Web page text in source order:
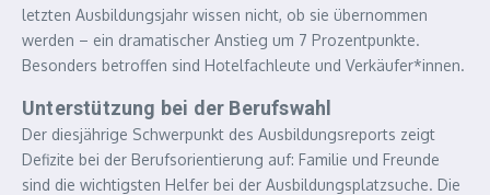
letzten Ausbildungsjahr wissen nicht, ob sie übernommen
werden – ein dramatischer Anstieg um 7 Prozentpunkte.
Besonders betroffen sind Hotelfachleute und Verkäufer*innen.
Unterstützung bei der Berufswahl
Der diesjährige Schwerpunkt des Ausbildungsreports zeigt
Defizite bei der Berufsorientierung auf: Familie und Freunde
sind die wichtigsten Helfer bei der Ausbildungsplatzsuche. Die